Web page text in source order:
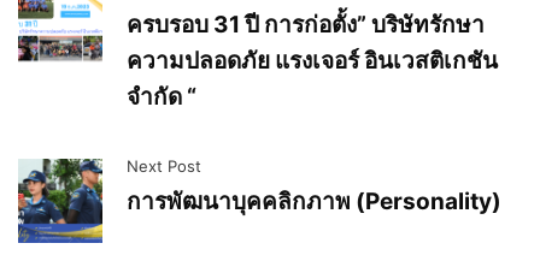
ครบรอบ 31 ปี การก่อตั้ง” บริษัทรักษา
ความปลอดภัย แรงเจอร์ อินเวสติเกชัน
จำกัด “
Next Post
การพัฒนาบุคคลิกภาพ (Personality)